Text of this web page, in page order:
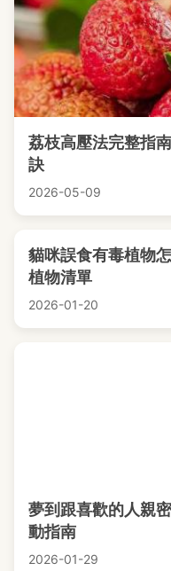
荔枝高壓法完整指
訣
2026-05-09
貓咪誤食有毒植物
植物清單
2026-01-20
夢到跟喜歡的人親
動指南
2026-01-29